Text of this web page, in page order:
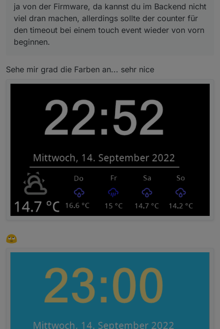
ja von der Firmware, da kannst du im Backend nicht
viel dran machen, allerdings sollte der counter für
den timeout bei einem touch event wieder von vorn
beginnen.
Sehe mir grad die Farben an... sehr nice